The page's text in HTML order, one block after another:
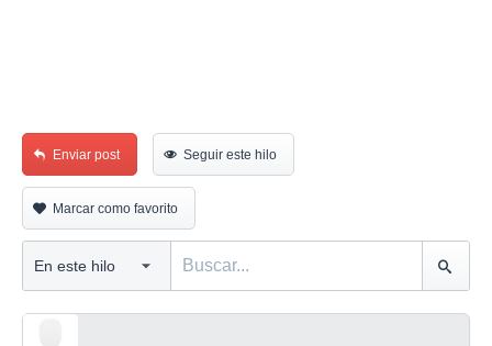
Enviar post Seguir este hilo
Marcar como favorito